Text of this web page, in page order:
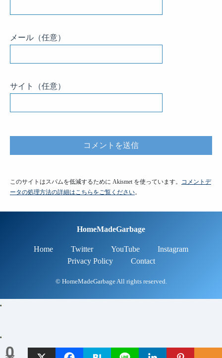
0
メール （任意）
サイト （任意）
このサイトはスパムを低減するために Akismet を使っています。 コメントデ
ータの処理方法の詳細はこちらをご覧ください。
HomeMadeGarbage
Home Twitter YouTube
Instagram
Privacy Policy
Contact
© HomeMadeGarbage All rights reserved.